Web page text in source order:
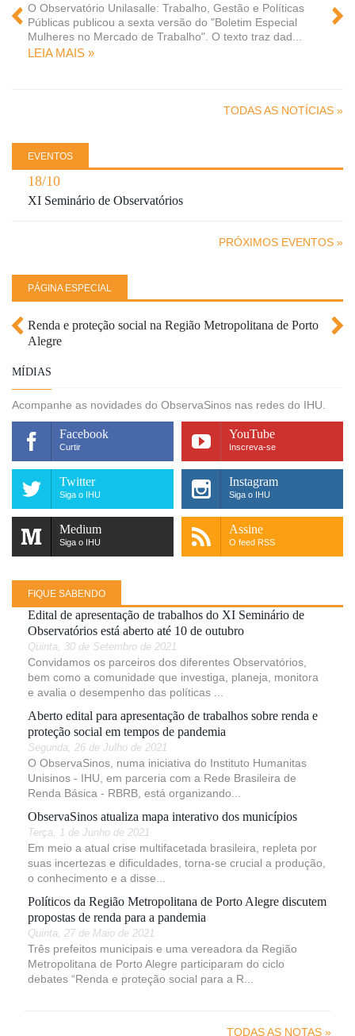
O Observatório Unilasalle: Trabalho, Gestão e Políticas
Públicas publicou a sexta versão do "Boletim Especial
Mulheres no Mercado de Trabalho". O texto traz dad...
LEIA MAIS »
TODAS AS NOTÍCIAS »
EVENTOS
18/10
XI Seminário de Observatórios
PRÓXIMOS EVENTOS »
PÁGINA ESPECIAL
Renda e proteção social na Região Metropolitana de Porto
Alegre
MÍDIAS
Acompanhe as novidades do ObservaSinos nas redes do IHU.
Facebook
Curtir
YouTube
Inscreva-se
Twitter
Siga o IHU
Instagram
Siga o IHU
Medium
Siga o IHU
Assine
O feed RSS
FIQUE SABENDO
Edital de apresentação de trabalhos do XI Seminário de
Observatórios está aberto até 10 de outubro
Quinta, 30 de Setembro de 2021
Convidamos os parceiros dos diferentes Observatórios,
bem como a comunidade que investiga, planeja, monitora
e avalia o desempenho das políticas ...
Aberto edital para apresentação de trabalhos sobre renda e
proteção social em tempos de pandemia
Segunda, 26 de Julho de 2021
O ObservaSinos, numa iniciativa do Instituto Humanitas
Unisinos - IHU, em parceria com a Rede Brasileira de
Renda Básica - RBRB, está organizando...
ObservaSinos atualiza mapa interativo dos municípios
Terça, 1 de Junho de 2021
Em meio a atual crise multifacetada brasileira, repleta por
suas incertezas e dificuldades, torna-se crucial a produção,
o conhecimento e a disse...
Políticos da Região Metropolitana de Porto Alegre discutem
propostas de renda para a pandemia
Quinta, 27 de Maio de 2021
Três prefeitos municipais e uma vereadora da Região
Metropolitana de Porto Alegre participaram do ciclo
debates “Renda e proteção social para a R...
TODAS AS NOTAS »